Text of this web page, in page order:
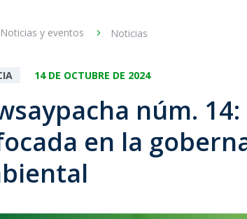
Noticias y eventos Noticias
14 DE OCTUBRE DE 2024
núm.
en la